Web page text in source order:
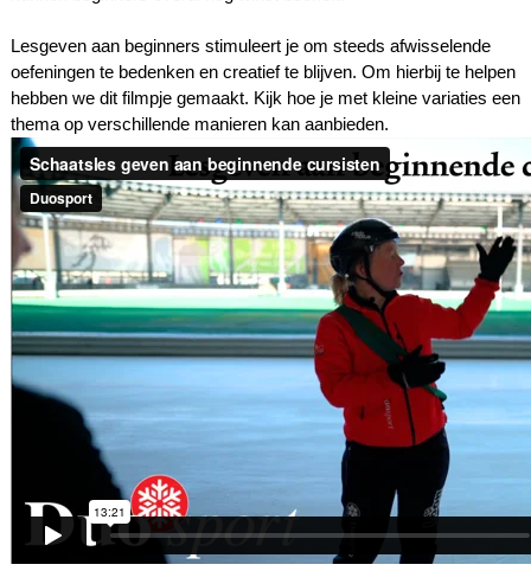
Lesgeven aan beginners stimuleert je om steeds afwisselende
oefeningen te bedenken en creatief te blijven. Om hierbij te helpen
hebben we dit filmpje gemaakt. Kijk hoe je met kleine variaties een
thema op verschillende manieren kan aanbieden.